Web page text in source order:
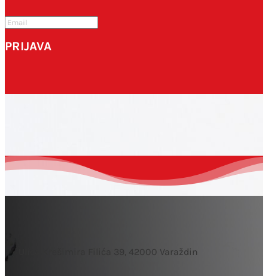
PRIJAVA
Ulica Krešimira Filića 39, 42000 Varaždin